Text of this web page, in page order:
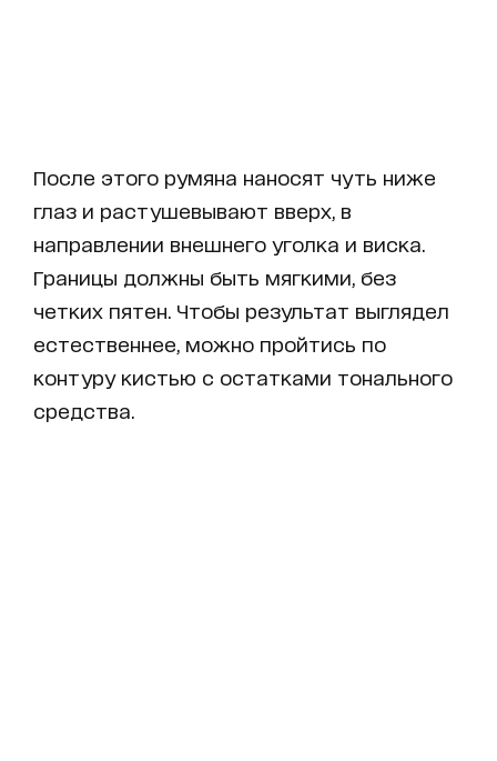
После этого румяна наносят чуть ниже
глаз и растушевывают вверх, в
направлении внешнего уголка и виска.
Границы должны быть мягкими, без
четких пятен. Чтобы результат выглядел
естественнее, можно пройтись по
контуру кистью с остатками тонального
средства.